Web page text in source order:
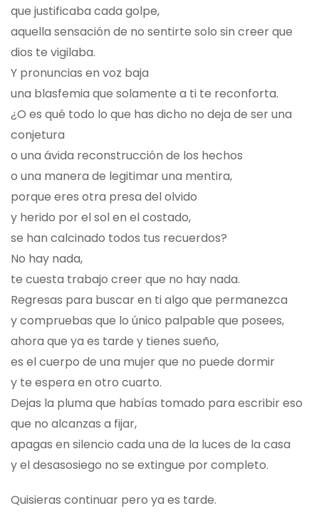
que justificaba cada golpe,
aquella sensación de no sentirte solo sin creer que
dios te vigilaba.
Y pronuncias en voz baja
una blasfemia que solamente a ti te reconforta.
¿O es qué todo lo que has dicho no deja de ser una
conjetura
o una ávida reconstrucción de los hechos
o una manera de legitimar una mentira,
porque eres otra presa del olvido
y herido por el sol en el costado,
se han calcinado todos tus recuerdos?
No hay nada,
te cuesta trabajo creer que no hay nada.
Regresas para buscar en ti algo que permanezca
y compruebas que lo único palpable que posees,
ahora que ya es tarde y tienes sueño,
es el cuerpo de una mujer que no puede dormir
y te espera en otro cuarto.
Dejas la pluma que habías tomado para escribir eso
que no alcanzas a fijar,
apagas en silencio cada una de la luces de la casa
y el desasosiego no se extingue por completo.
Quisieras continuar pero ya es tarde.